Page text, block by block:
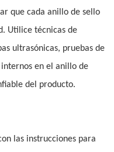
que cada anillo de sello
Utilice técnicas de
ultrasónicas, pruebas de
en el anillo de
del producto.
las instrucciones para